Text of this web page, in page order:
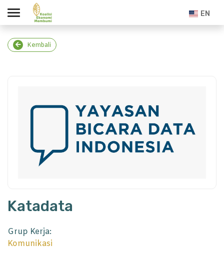
EN
Kembali
Katadata
Grup Kerja:
Komunikasi